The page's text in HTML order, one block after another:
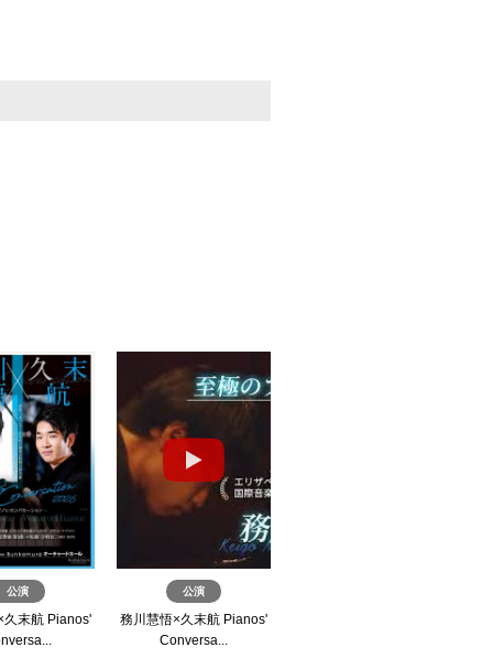
公演
久末航 Pianos'
公演
務川慧悟×久末航 Pianos'
Conversa...